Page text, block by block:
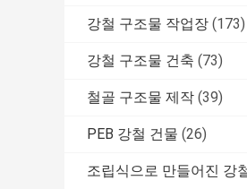
강철 구조물 작업장 (173)
강철 구조물 건축 (73)
철골 구조물 제작 (39)
PEB 강철 건물 (26)
조립식으로 만들어진 강